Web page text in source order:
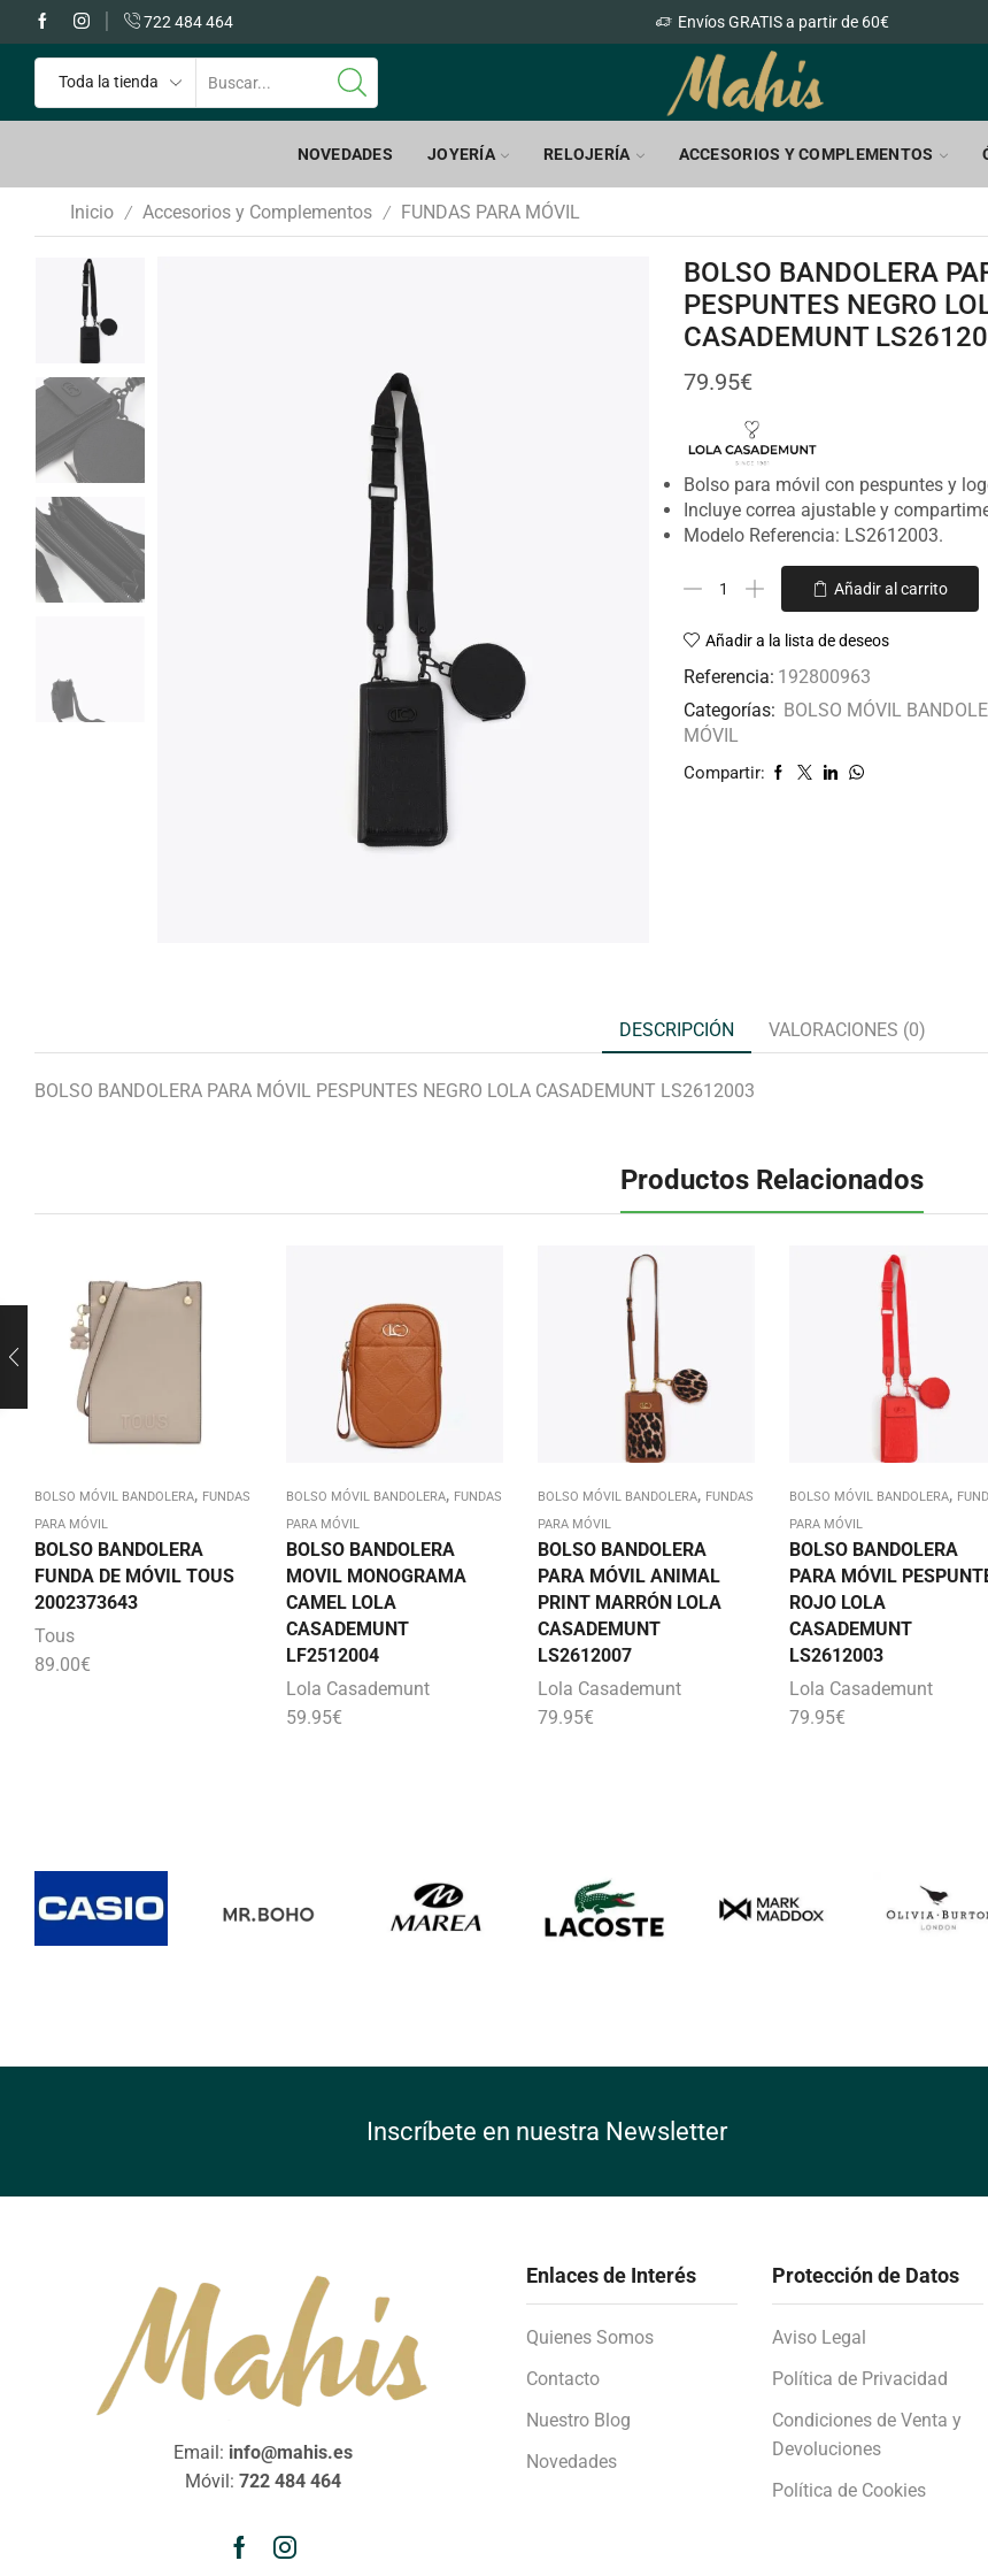
722 484 464
a partir de 60€ Envíos GRATIS a partir de 60€
NOVEDADES JOYERÍA RELOJERÍA ACCESORIOS Y COMPLEMENTOS
Inicio / Accesorios y Complementos / FUNDAS PARA MÓVIL
BOLSO BANDOLERA
PESPUNTES NEGRO
CASADEMUNT
79.95€
Bolso para móvil con pespuntes y
Incluye correa ajustable y
Modelo Referencia: LS2612003.
Añadir al carrito
Añadir a la lista de deseos
Referencia: 192800963
Categorías: BOLSO MÓVIL
MÓVIL
Compartir:
DESCRIPCIÓN VALORACIONES (0)
BOLSO BANDOLERA PARA MÓVIL PESPUNTES NEGRO LOLA CASADEMUNT LS2612003
Productos Relacionados
BOLSO MÓVIL BANDOLERA, FUNDAS
PARA MÓVIL
BOLSO BANDOLERA
FUNDA DE MÓVIL TOUS
2002373643
Tous
89.00€
BOLSO MÓVIL BANDOLERA, FUNDAS
PARA MÓVIL
BOLSO BANDOLERA
MOVIL MONOGRAMA
CAMEL LOLA
CASADEMUNT
LF2512004
Lola Casademunt
59.95€
BOLSO MÓVIL BANDOLERA, FUNDAS
PARA MÓVIL
BOLSO BANDOLERA
PARA MÓVIL ANIMAL
PRINT MARRÓN LOLA
CASADEMUNT
LS2612007
Lola Casademunt
79.95€
BOLSO MÓVIL BANDOLERA,
PARA MÓVIL
BOLSO BANDOLERA
PARA MÓVIL
ROJO LOLA
CASADEMUNT
LS2612003
Lola Casademunt
79.95€
Inscríbete en nuestra Newsletter
Email: info@mahis.es
Móvil: 722 484 464
Enlaces de Interés
Quienes Somos
Contacto
Nuestro Blog
Novedades
Protección de Datos
Aviso Legal
Política de Privacidad
Condiciones de Venta y
Devoluciones
Política de Cookies